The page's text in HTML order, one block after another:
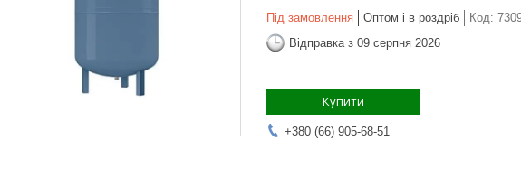
Під замовлення Оптом і в роздріб Код:
Відправка з 09 серпня 2026
Купити
+380 (66) 905-68-51